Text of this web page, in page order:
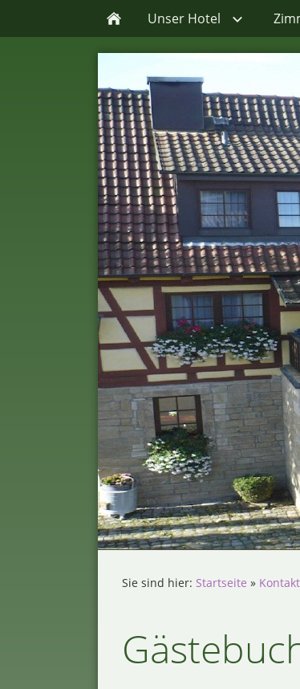
Unser Hotel
Sie sind hier: Startseite »